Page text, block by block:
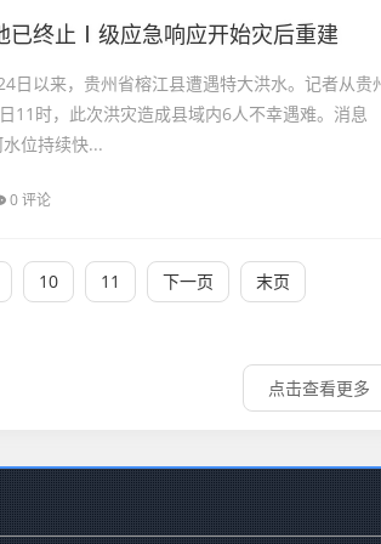
已终止Ⅰ级应急响应开始灾后重建
日以来，贵州省榕江县遭遇特大洪水。记者从贵
11时，此次洪灾造成县域内6人不幸遇难。消息
位持续快...
0 评论
10 11 下一页 末页
点击查看更多